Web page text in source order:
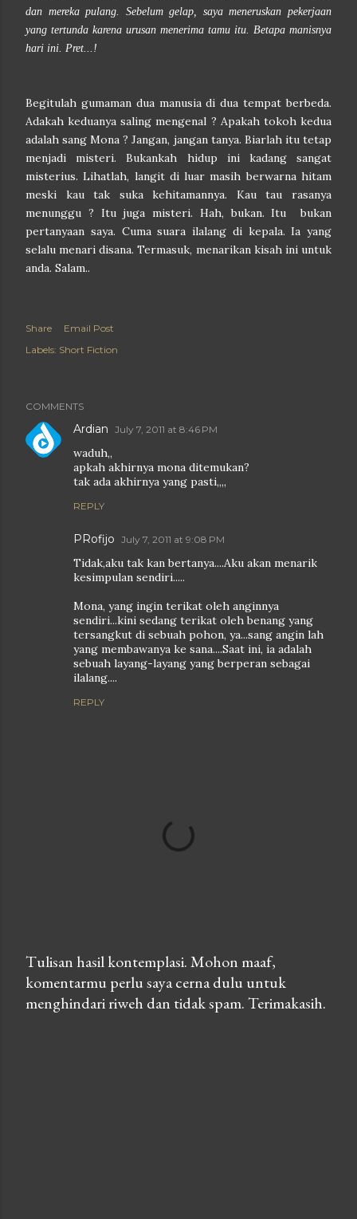
dan mereka pulang. Sebelum gelap, saya meneruskan pekerjaan
yang tertunda karena urusan menerima tamu itu. Betapa manisnya
hari ini. Pret...!
Begitulah gumaman dua manusia di dua tempat berbeda.
Adakah keduanya saling mengenal ? Apakah tokoh kedua
adalah sang Mona ? Jangan, jangan tanya. Biarlah itu tetap
menjadi misteri. Bukankah hidup ini kadang sangat
misterius. Lihatlah, langit di luar masih berwarna hitam
meski kau tak suka kehitamannya. Kau tau rasanya
menunggu ? Itu juga misteri. Hah, bukan. Itu bukan
pertanyaan saya. Cuma suara ilalang di kepala. Ia yang
selalu menari disana. Termasuk, menarikan kisah ini untuk
anda. Salam..
Share
Email Post
Labels: Short Fiction
COMMENTS
Ardian July 7, 2011 at 8:46 PM
waduh,,
apkah akhirnya mona ditemukan?
tak ada akhirnya yang pasti,,,,
REPLY
PRofijo July 7, 2011 at 9:08 PM
Tidak,aku tak kan bertanya....Aku akan menarik
kesimpulan sendiri.....
Mona, yang ingin terikat oleh anginnya
sendiri...kini sedang terikat oleh benang yang
tersangkut di sebuah pohon, ya...sang angin lah
yang membawanya ke sana....Saat ini, ia adalah
sebuah layang-layang yang berperan sebagai
ilalang....
REPLY
P
o
Tulisan hasil kontemplasi. Mohon maaf,
komentarmu perlu saya cerna dulu untuk
menghindari riweh dan tidak spam. Terimakasih.